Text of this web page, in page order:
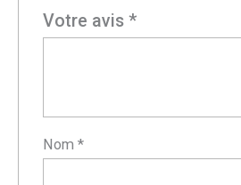
Votre avis*
Nom*